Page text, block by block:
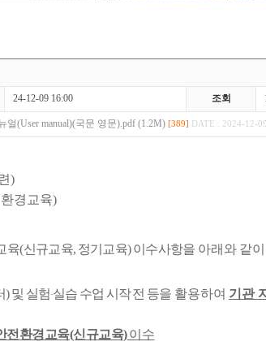
24-12-09 16:00 조회
(User manual)(국문 영문).pdf (1.2M) [389] DATE : 2024-12-
)
경교육)
육(신규교육, 정기교육) 이수사항을 아래와 같
) 및 실험·실습 수업 시작 전 등을 활용하여 기관
전환경교육(신규교육)이수